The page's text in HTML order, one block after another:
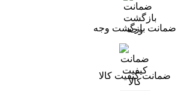
ضمانت بازگشت وجه
ضمانت کیفیت کالا